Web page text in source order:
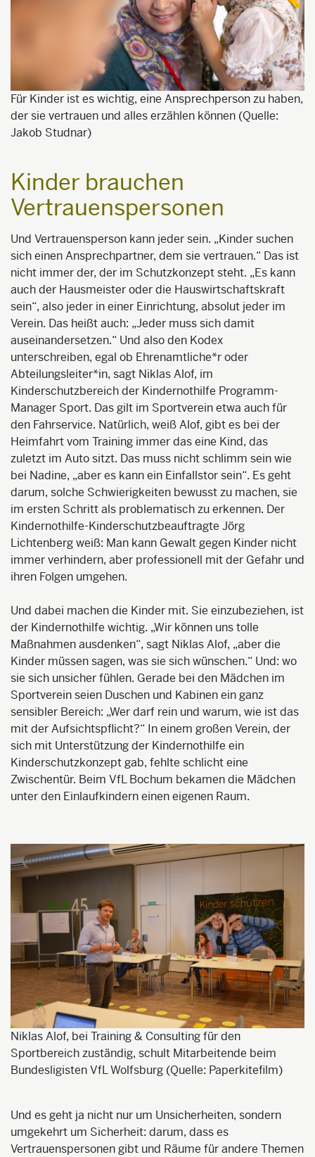
Für Kinder ist es wichtig, eine Ansprechperson zu haben,
der sie vertrauen und alles erzählen können (Quelle:
Jakob Studnar)
Kinder brauchen
Vertrauenspersonen
Und Vertrauensperson kann jeder sein. „Kinder suchen
sich einen Ansprechpartner, dem sie vertrauen.“ Das ist
nicht immer der, der im Schutzkonzept steht. „Es kann
auch der Hausmeister oder die Hauswirtschaftskraft
sein“, also jeder in einer Einrichtung, absolut jeder im
Verein. Das heißt auch: „Jeder muss sich damit
auseinandersetzen.“ Und also den Kodex
unterschreiben, egal ob Ehrenamtliche*r oder
Abteilungsleiter*in, sagt Niklas Alof, im
Kinderschutzbereich der Kindernothilfe Programm-
Manager Sport. Das gilt im Sportverein etwa auch für
den Fahrservice. Natürlich, weiß Alof, gibt es bei der
Heimfahrt vom Training immer das eine Kind, das
zuletzt im Auto sitzt. Das muss nicht schlimm sein wie
bei Nadine, „aber es kann ein Einfallstor sein“. Es geht
darum, solche Schwierigkeiten bewusst zu machen, sie
im ersten Schritt als problematisch zu erkennen. Der
Kindernothilfe-Kinderschutzbeauftragte Jörg
Lichtenberg weiß: Man kann Gewalt gegen Kinder nicht
immer verhindern, aber professionell mit der Gefahr und
ihren Folgen umgehen.
Und dabei machen die Kinder mit. Sie einzubeziehen, ist
der Kindernothilfe wichtig. „Wir können uns tolle
Maßnahmen ausdenken“, sagt Niklas Alof, „aber die
Kinder müssen sagen, was sie sich wünschen.“ Und: wo
sie sich unsicher fühlen. Gerade bei den Mädchen im
Sportverein seien Duschen und Kabinen ein ganz
sensibler Bereich: „Wer darf rein und warum, wie ist das
mit der Aufsichtspflicht?“ In einem großen Verein, der
sich mit Unterstützung der Kindernothilfe ein
Kinderschutzkonzept gab, fehlte schlicht eine
Zwischentür. Beim VfL Bochum bekamen die Mädchen
unter den Einlaufkindern einen eigenen Raum.
Niklas Alof, bei Training & Consulting für den
Sportbereich zuständig, schult Mitarbeitende beim
Bundesligisten VfL Wolfsburg (Quelle: Paperkitefilm)
Und es geht ja nicht nur um Unsicherheiten, sondern
umgekehrt um Sicherheit: darum, dass es
Vertrauenspersonen gibt und Räume für andere Themen